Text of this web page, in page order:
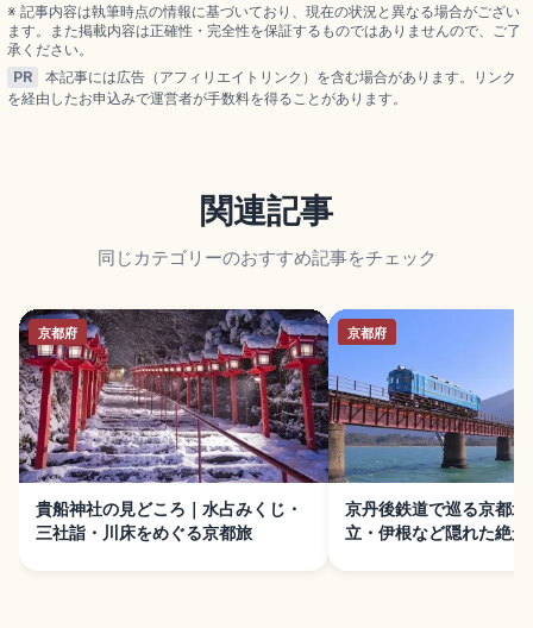
含めています。
※ 記事内容は執筆時点の情報に基づいており、現在の状況と異なる場合がござい
ます。また掲載内容は正確性・完全性を保証するものではありませんので、ご了
承ください。
PR
本記事には広告（アフィリエイトリンク）を含む場合があります。リンク
を経由したお申込みで運営者が手数料を得ることがあります。
関連記事
同じカテゴリーのおすすめ記事をチェック
京都府
貴船神社の見どころ｜水占みくじ・
三社詣・川床をめぐる京都旅
京都府
京丹後鉄道で巡る京都北
立・伊根など隠れた絶景